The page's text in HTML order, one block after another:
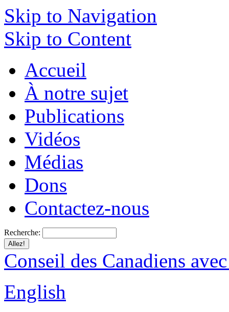
Skip to Navigation
Skip to Content
Accueil
À notre sujet
Publications
Vidéos
Médias
Dons
Contactez-nous
Recherche:
Conseil des Canadiens
English